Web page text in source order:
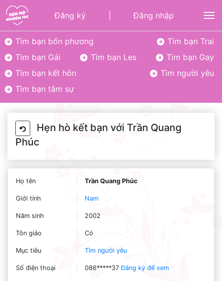
Đăng ký Đăng nhập
Tìm bạn bốn phương
Tìm bạn Trai
Tìm bạn Gái
Tìm bạn Les
Tìm bạn Gay
Tìm bạn kết hôn
Tìm người yêu
Tìm bạn tâm sự
Hẹn hò kết bạn với Trần Quang
Phúc
Họ tên Trần Quang Phúc
Giới tính Nam
Năm sinh 2002
Tôn giáo Có
Mục tiêu Tìm người yêu
Số điện thoại 086*****37Đăng ký để xem